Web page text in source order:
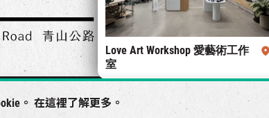
。 在這裡了解更多。
Love Art Workshop 愛藝術工作
室